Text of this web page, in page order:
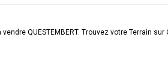
QUESTEMBERT. Trouvez votre Terrain sur